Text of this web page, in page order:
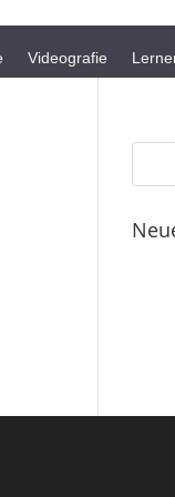
Videografie